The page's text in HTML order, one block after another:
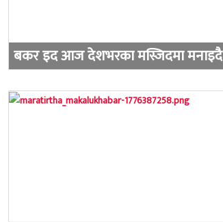
बकर इद आज देशभरका मस्जिदमा मनाइदै